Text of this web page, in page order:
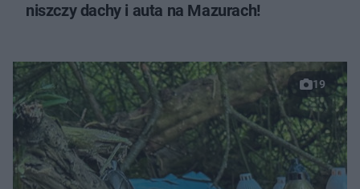
niszczy dachy i auta na Mazurach!
19